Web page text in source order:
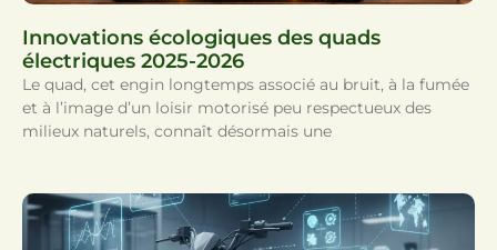
Innovations écologiques des quads
électriques 2025-2026
Le quad, cet engin longtemps associé au bruit, à la fumée
et à l’image d’un loisir motorisé peu respectueux des
milieux naturels, connaît désormais une